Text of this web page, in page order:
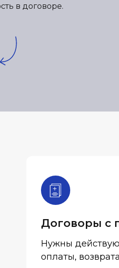
в договоре.
Договоры с
Нужны
оплаты,